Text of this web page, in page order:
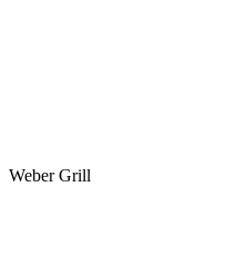
Weber Grill